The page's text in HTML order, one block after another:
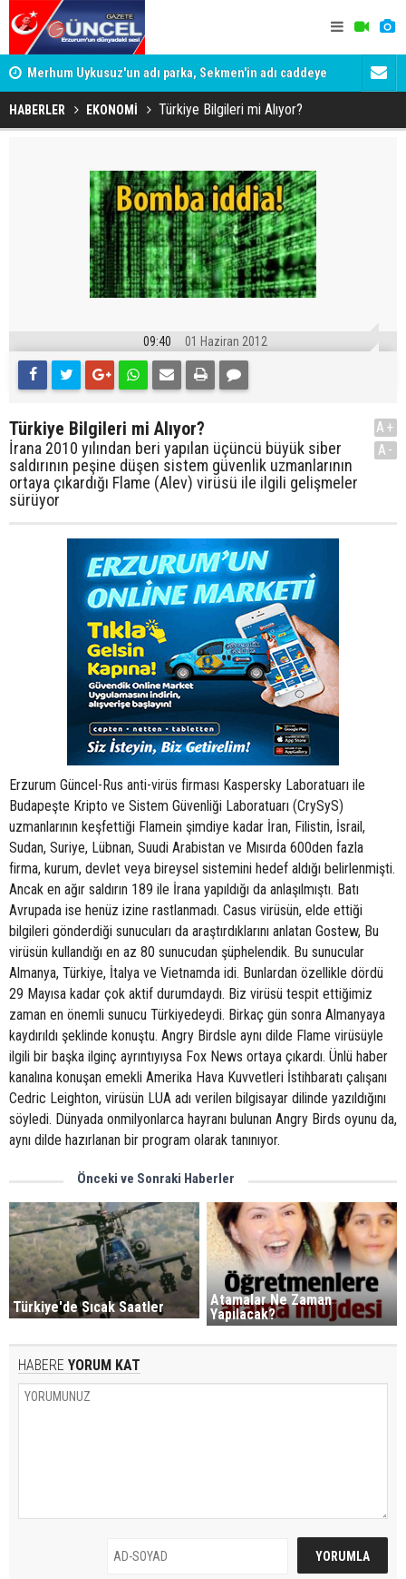
Merhum Uykusuz'un adı parka, Sekmen'in adı caddeye
verildi
HABERLER EKONOMİ Türkiye Bilgileri mi Alıyor?
09:40 01 Haziran 2012
Türkiye Bilgileri mi Alıyor?
İrana 2010 yılından beri yapılan üçüncü büyük siber
saldırının peşine düşen sistem güvenlik uzmanlarının
ortaya çıkardığı Flame (Alev) virüsü ile ilgili gelişmeler
sürüyor
A+
A-
Erzurum Güncel-Rus anti-virüs firması Kaspersky Laboratuarı ile
Budapeşte Kripto ve Sistem Güvenliği Laboratuarı (CrySyS)
uzmanlarının keşfettiği Flamein şimdiye kadar İran, Filistin, İsrail,
Sudan, Suriye, Lübnan, Suudi Arabistan ve Mısırda 600den fazla
firma, kurum, devlet veya bireysel sistemini hedef aldığı belirlenmişti.
Ancak en ağır saldırın 189 ile İrana yapıldığı da anlaşılmıştı. Batı
Avrupada ise henüz izine rastlanmadı. Casus virüsün, elde ettiği
bilgileri gönderdiği sunucuları da araştırdıklarını anlatan Gostew, Bu
virüsün kullandığı en az 80 sunucudan şüphelendik. Bu sunucular
Almanya, Türkiye, İtalya ve Vietnamda idi. Bunlardan özellikle dördü
29 Mayısa kadar çok aktif durumdaydı. Biz virüsü tespit ettiğimiz
zaman en önemli sunucu Türkiyedeydi. Birkaç gün sonra Almanyaya
kaydırıldı şeklinde konuştu. Angry Birdsle aynı dilde Flame virüsüyle
ilgili bir başka ilginç ayrıntıyıysa Fox News ortaya çıkardı. Ünlü haber
kanalına konuşan emekli Amerika Hava Kuvvetleri İstihbaratı çalışanı
Cedric Leighton, virüsün LUA adı verilen bilgisayar dilinde yazıldığını
söyledi. Dünyada onmilyonlarca hayranı bulunan Angry Birds oyunu da,
aynı dilde hazırlanan bir program olarak tanınıyor.
Önceki ve Sonraki Haberler
Türkiye'de Sıcak Saatler
Atamalar Ne Zaman
Yapılacak?
HABERE YORUM KAT